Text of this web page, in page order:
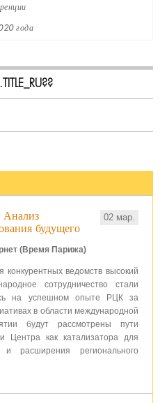
года
Анализ
будущего
02 мар.
(Время Парижа)
ведомств высокий
сотрудничество стали
на успешном опыте РЦК за
в области международной
будут рассмотрены пути
Центра как катализатора для
расширения регионального